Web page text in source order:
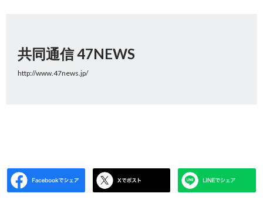
共同通信 47NEWS
http://www.47news.jp/